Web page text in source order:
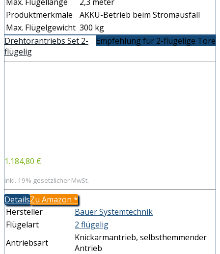
Produktmerkmale
AKKU-Betrieb beim Stromausfall
Max. Flügelgewicht 300 kg
Empfehlung für 2-flügelige Tore
Drehtorantriebs Set 2-
flügelig
1.184,80 €
inkl. 19% gesetzlicher MwSt.
DetailsZu Amazon *
Hersteller
Bauer Systemtechnik
Flügelart
2 flügelig
Antriebsart
Knickarmantrieb, selbsthemmender
Antrieb